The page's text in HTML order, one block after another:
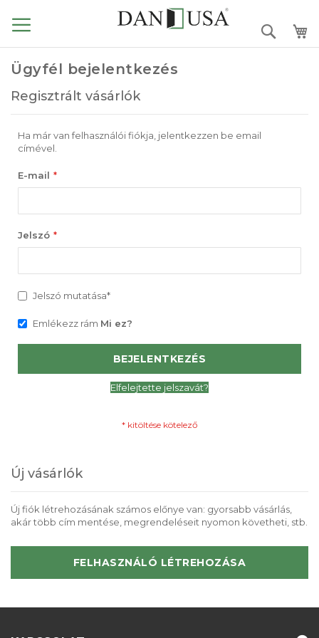
a
tartalomhoz
Search
Ügyfél bejelentkezés
Regisztrált vásárlók
Ha már van felhasználói fiókja, jelentkezzen be email
címével.
E-mail
Jelszó
Jelszó mutatása*
Emlékezz rám Mi ez?
BEJELENTKEZÉS
Elfelejtette jelszavát?
Új vásárlók
Új fiók létrehozásának számos előnye van: gyorsabb vásárlás,
akár több cím mentése, megrendeléseit nyomon követheti, stb.
FELHASZNÁLÓ LÉTREHOZÁSA